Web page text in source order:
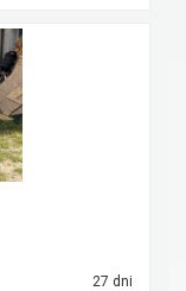
27 dni